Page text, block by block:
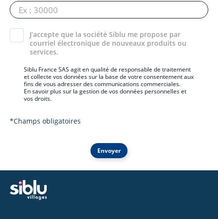
J’accepte que la société Siblu me propose par
courriel électronique de nouveaux produits ou
services.
Siblu France SAS agit en qualité de responsable de traitement
et collecte vos données sur la base de votre consentement aux
fins de vous adresser des communications commerciales.
En savoir plus sur la gestion de vos données personnelles et
vos droits.
*Champs obligatoires
Envoyer